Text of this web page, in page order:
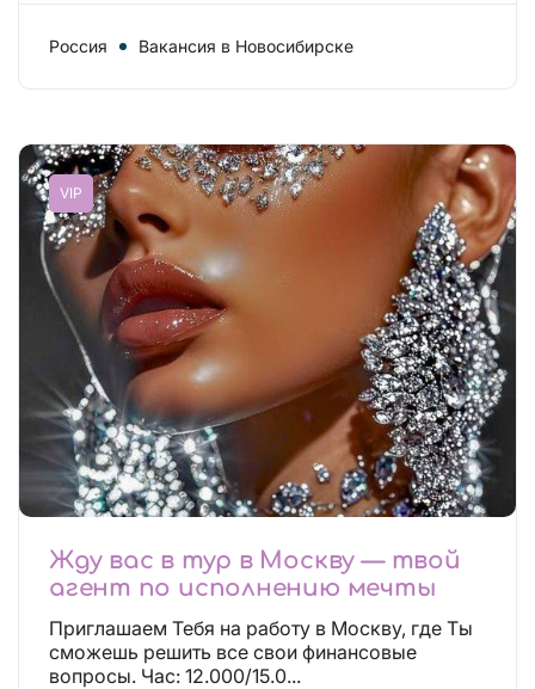
Россия Вакансия в Новосибирске
VIP
Жду вас в тур в Москву — твой
агент по исполнению мечты
Приглашаем Тебя на работу в Москву, где Ты
сможешь решить все свои финансовые
вопросы. Час: 12.000/15.0...